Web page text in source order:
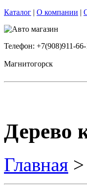
Каталог | О компании |
Телефон: +7(908)911-
Магнитогорск
Дерево
Главная >